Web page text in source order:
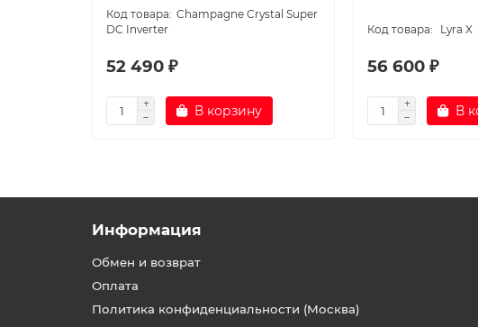
Champagne Crystal Super
DC Inverter
52 490 ₽
В корзину
Lyra X
56 600 ₽
В
Информация
Обмен и возврат
Оплата
Политика конфиденциальности (Москва)